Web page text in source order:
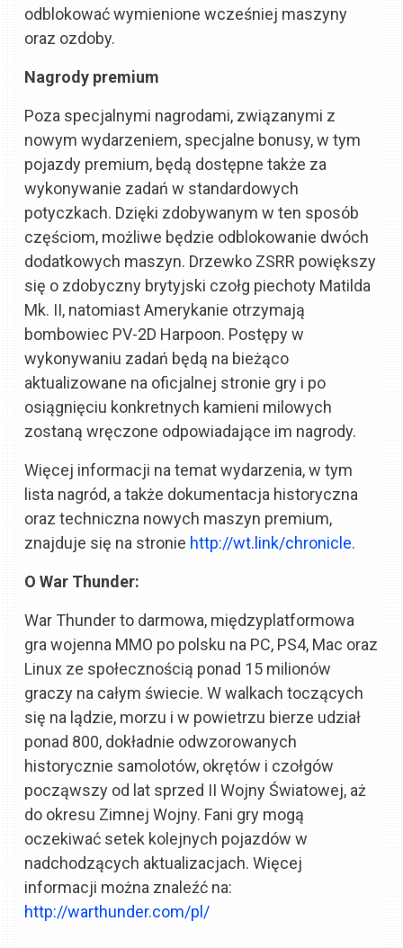
odblokować wymienione wcześniej maszyny
oraz ozdoby.
Nagrody premium
Poza specjalnymi nagrodami, związanymi z
nowym wydarzeniem, specjalne bonusy, w tym
pojazdy premium, będą dostępne także za
wykonywanie zadań w standardowych
potyczkach. Dzięki zdobywanym w ten sposób
częściom, możliwe będzie odblokowanie dwóch
dodatkowych maszyn. Drzewko ZSRR powiększy
się o zdobyczny brytyjski czołg piechoty Matilda
Mk. II, natomiast Amerykanie otrzymają
bombowiec PV-2D Harpoon. Postępy w
wykonywaniu zadań będą na bieżąco
aktualizowane na oficjalnej stronie gry i po
osiągnięciu konkretnych kamieni milowych
zostaną wręczone odpowiadające im nagrody.
Więcej informacji na temat wydarzenia, w tym
lista nagród, a także dokumentacja historyczna
oraz techniczna nowych maszyn premium,
znajduje się na stronie http://wt.link/chronicle.
O War Thunder:
War Thunder to darmowa, międzyplatformowa
gra wojenna MMO po polsku na PC, PS4, Mac oraz
Linux ze społecznością ponad 15 milionów
graczy na całym świecie. W walkach toczących
się na lądzie, morzu i w powietrzu bierze udział
ponad 800, dokładnie odwzorowanych
historycznie samolotów, okrętów i czołgów
począwszy od lat sprzed II Wojny Światowej, aż
do okresu Zimnej Wojny. Fani gry mogą
oczekiwać setek kolejnych pojazdów w
nadchodzących aktualizacjach. Więcej
informacji można znaleźć na:
http://warthunder.com/pl/